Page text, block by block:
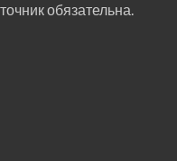
обязательна.